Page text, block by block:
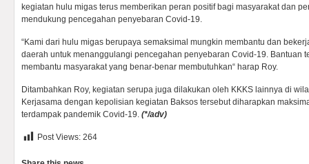
kegiatan hulu migas terus memberikan peran positif bagi masyarakat dan
mendukung pencegahan penyebaran Covid-19.
“Kami dari hulu migas berupaya semaksimal mungkin membantu dan
daerah untuk menanggulangi pencegahan penyebaran Covid-19. Bantuan
membantu masyarakat yang benar-benar membutuhkan“ harap Roy.
Ditambahkan Roy, kegiatan serupa juga dilakukan oleh KKKS lainnya di
Kerjasama dengan kepolisian kegiatan Baksos tersebut diharapkan
terdampak pandemik Covid-19. (*/adv)
Post Views: 264